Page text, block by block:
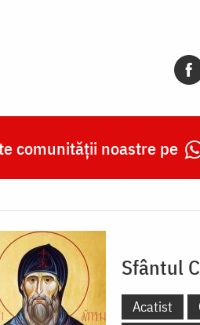
comunității noastre pe
Sfântul
Acatist